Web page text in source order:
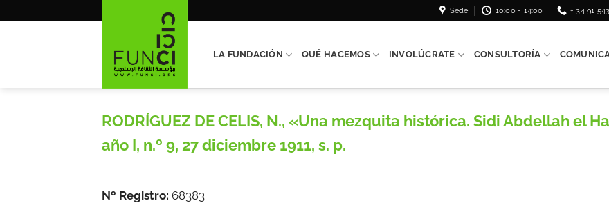
Sede 10:00 - 14:00 + 34 91
LA FUNDACIÓN QUÉ HACEMOS INVOLÚCRATE CONSULTORÍA
RODRÍGUEZ DE CELIS, N., «Una mezquita histórica. Sidi Abdellah el
año I, n.º 9, 27 diciembre 1911, s. p.
Nº Registro: 68383